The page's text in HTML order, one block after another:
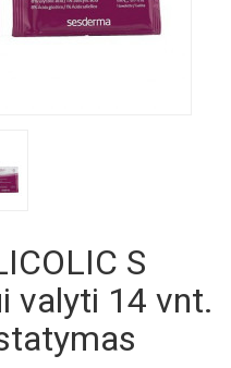
S
valyti 14 vnt.